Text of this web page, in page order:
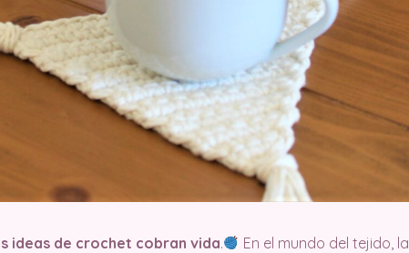
ideas de crochet cobran vida.
En el mundo del tejido, la